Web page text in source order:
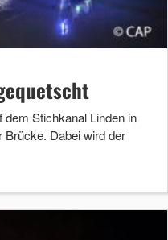
Stichkanal Linden in
Brücke. Dabei wird der